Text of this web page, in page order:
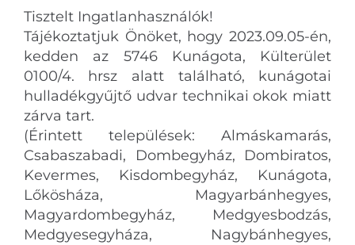
Választás
Tisztelt Ingatlanhasználók!
Tájékoztatjuk Önöket, hogy 2023.09.05-én,
kedden az 5746 Kunágota, Külterület
0100/4. hrsz alatt található, kunágotai
hulladékgyűjtő udvar technikai okok miatt
zárva tart.
(Érintett települések: Almáskamarás,
Csabaszabadi, Dombegyház, Dombiratos,
Kevermes, Kisdombegyház, Kunágota,
Lőkösháza,​​ Magyarbánhegyes,
Magyardombegyház, Medgyesbodzás,
Medgyesegyháza, Nagybánhegyes,